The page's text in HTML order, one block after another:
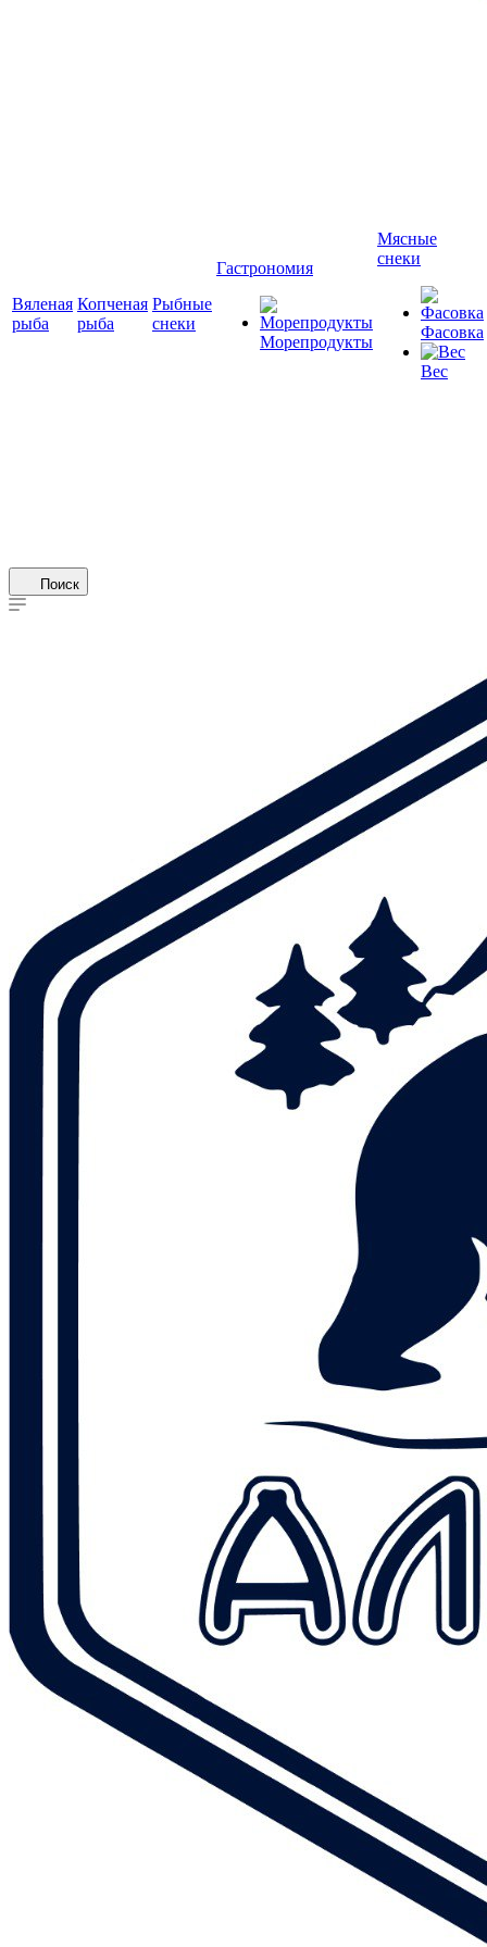
Вяленая
рыба
Копченая
рыба
Рыбные
снеки
Гастрономия
Морепродукты
Мясные
снеки
Фасовка
Вес
Поиск